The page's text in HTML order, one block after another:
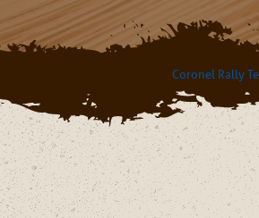
Coronel Rally